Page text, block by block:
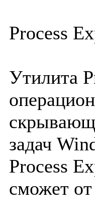
Process
Утилита
задач
Process
сможет